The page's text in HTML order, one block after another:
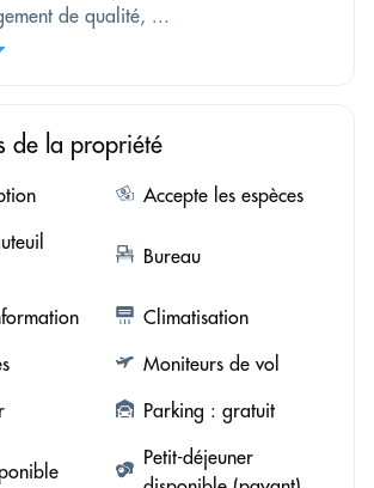
de qualité, ...
de la propriété
Accepte les espèces
Bureau
Climatisation
Moniteurs de vol
Parking : gratuit
Petit-déjeuner